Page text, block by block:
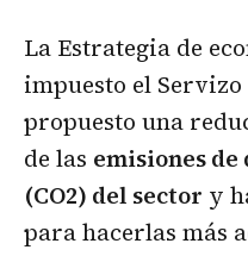
La Estrategia de
impuesto el Servizo
propuesto una
de las emisiones
(CO2) del sector y
para hacerlas más